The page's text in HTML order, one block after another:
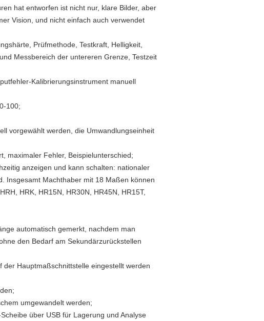
hat entworfen ist nicht nur, klare Bilder, aber
Vision, und nicht einfach auch verwendet
Prüfmethode, Testkraft, Helligkeit,
Messbereich der untereren Grenze, Testzeit
Kalibrierungsinstrument manuell
100;
vorgewählt werden, die Umwandlungseinheit
maximaler Fehler, Beispielunterschied;
anzeigen und kann schalten: nationaler
Insgesamt Machthaber mit 18 Maßen können
HRK, HR15N, HR30N, HR45N, HR15T,
automatisch gemerkt, nachdem man
den Bedarf am Sekundärzurückstellen
Hauptmaßschnittstelle eingestellt werden
umgewandelt werden;
über USB für Lagerung und Analyse